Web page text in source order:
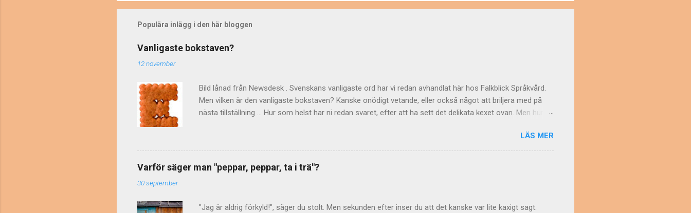
Populära inlägg i den här bloggen
Vanligaste bokstaven?
12 november
Bild lånad från Newsdesk . Svenskans vanligaste ord har vi redan avhandlat här hos Falkblick Språkvård.
Men vilken är den vanligaste bokstaven? Kanske onödigt vetande, eller också något att briljera med på
nästa tillställning ... Hur som helst har ni redan svaret, efter att ha sett det delikata kexet ovan. Men hur
bokstävernas relativa frekvens" berättar Språkrådet . Som underlag använde man tidningstexter från
1965. Resultatet publicerades sedan i Nusvensk ordbok I–IV och i Tiotusen i topp (1972). Ett problem var
att versaler och gemener (alltså stora och små varianter av samma bokstav) blev behandlade som
separata enheter. Vad det här betyder för statistiken vet man tyvärr inte. När det gäller gemenerna (de
LÄS MER
Varför säger man "peppar, peppar, ta i trä"?
30 september
"Jag är aldrig förkyld!", säger du stolt. Men sekunden efter inser du att det kanske var lite kaxigt sagt.